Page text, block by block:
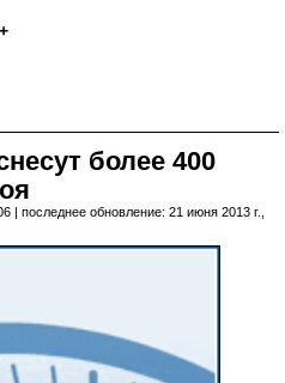
более 400
| последнее обновление: 21 июня 2013 г.,